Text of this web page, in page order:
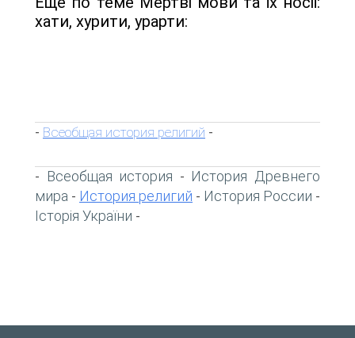
хати, хурити, урарти:
- Всеобщая история религий -
- Всеобщая история - История Древнего
мира - История религий - История России -
Історія України -